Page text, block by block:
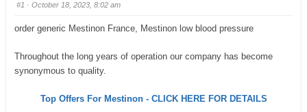
#1 · October 18, 2023, 8:02 am
order generic Mestinon France, Mestinon low blood pressure
Throughout the long years of operation our company has become
synonymous to quality.
Top Offers For Mestinon - CLICK HERE FOR DETAILS